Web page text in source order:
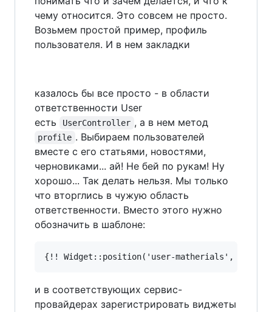
чему относится. Это совсем не просто.
Возьмем простой пример, профиль
пользователя. И в нем закладки
казалось бы все просто - в области
ответственности User
есть
UserController , а в нем метод
profile . Выбираем пользователей
вместе с его статьями, новостями,
черновиками... ай! Не бей по рукам! Ну
хорошо... Так делать нельзя. Мы только
что вторглись в чужую область
ответственности. Вместо этого нужно
обозначить в шаблоне:
{!! Widget::position('user-matherials',
и в соответствующих сервис-
провайдерах зарегистрировать виджеты